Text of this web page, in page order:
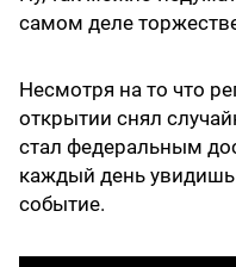
самом деле
Несмотря на то что
открытии снял
стал федеральным
каждый день
событие.